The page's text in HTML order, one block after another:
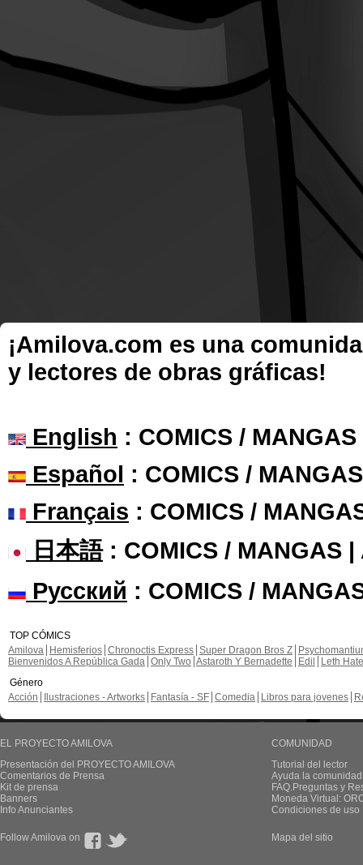
¡Amilova.com es una
y lectores de obras gráficas!
English : COMICS /
Español : COMICS /
Français : COMICS /
日本語: COMICS / MANGAS |
Русский : COMICS /
TOP CÓMICS
Amilova
Hemisferios Chronoctis Express Super Dragon Bros Z
Bienvenidos A República Gada Only Two Astaroth Y Bernadette Edil
Leth Hate
Género
Acción
Ilustraciones - Artworks Fantasía - SF Comedia Libros para jovenes
EL PROYECTO AMILOVA
Presentación del PROYECTO AMILOVA
Comentarios de Prensa
Kit de prensa
Banners
Info Anunciantes
COMUNIDAD
Tutorial del lector
Ayuda la
FAQ.Preguntas y
Moneda Virtual:
Condiciones de uso
Follow Amilova on Mapa del sitio